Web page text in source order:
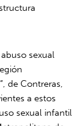
sexual
de Contreras,
a estos
sexual infantil